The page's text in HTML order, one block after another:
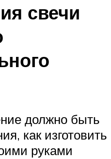
свечи
должно быть
как изготовить
руками